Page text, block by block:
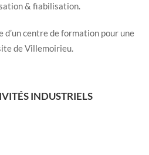
& fiabilisation.
d’un centre de formation pour une
de Villemoirieu.
INDUSTRIELS